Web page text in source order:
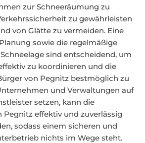
zur Schneeräumung zu
zu gewährleisten
von Glätte zu vermeiden. Eine
sowie die regelmäßige
sind entscheidend, um
zu koordinieren und die
von Pegnitz bestmöglich zu
und Verwaltungen auf
setzen, kann die
Pegnitz effektiv und zuverlässig
sodass einem sicheren und
nichts im Wege steht.